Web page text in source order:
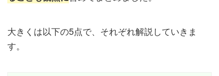
大きくは以下の5点で、それぞれ解説していきま
す。